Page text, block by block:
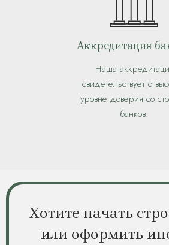
Аккредитация
Наша
свидетельствует о
уровне доверия со
банков.
Хотите начать
или оформить